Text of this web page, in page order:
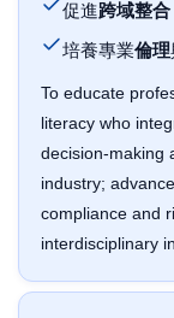
促進跨域整合
培養專業倫理
To educate
literacy who
decision-making
industry;
compliance and
interdisciplinary